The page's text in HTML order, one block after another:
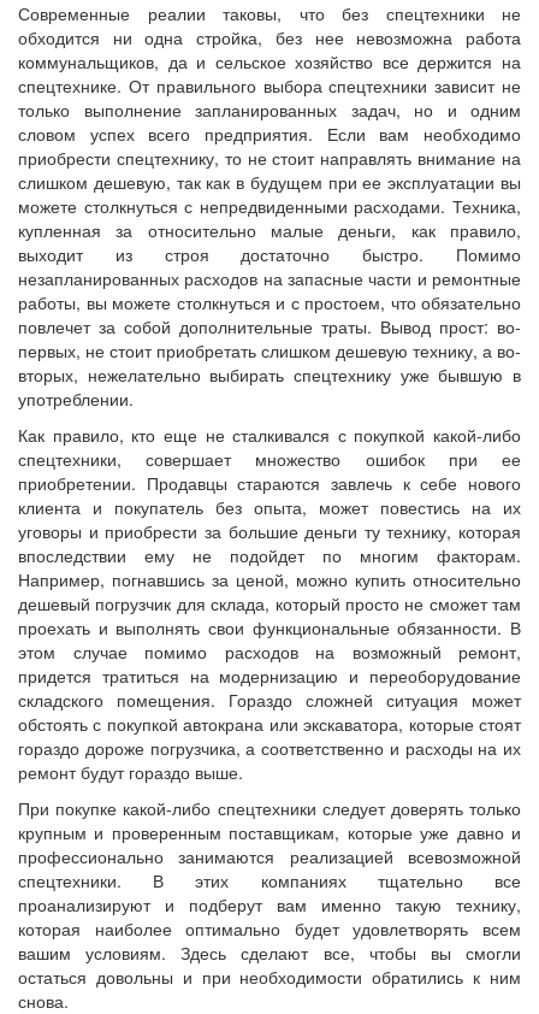
Современные реалии таковы, что без спецтехники не
обходится ни одна стройка, без нее невозможна работа
коммунальщиков, да и сельское хозяйство все держится на
спецтехнике. От правильного выбора спецтехники зависит не
только выполнение запланированных задач, но и одним
словом успех всего предприятия. Если вам необходимо
приобрести спецтехнику, то не стоит направлять внимание на
слишком дешевую, так как в будущем при ее эксплуатации вы
можете столкнуться с непредвиденными расходами. Техника,
купленная за относительно малые деньги, как правило,
выходит из строя достаточно быстро. Помимо
незапланированных расходов на запасные части и ремонтные
работы, вы можете столкнуться и с простоем, что обязательно
повлечет за собой дополнительные траты. Вывод прост: во-
первых, не стоит приобретать слишком дешевую технику, а во-
вторых, нежелательно выбирать спецтехнику уже бывшую в
употреблении.
Как правило, кто еще не сталкивался с покупкой какой-либо
спецтехники, совершает множество ошибок при ее
приобретении. Продавцы стараются завлечь к себе нового
клиента и покупатель без опыта, может повестись на их
уговоры и приобрести за большие деньги ту технику, которая
впоследствии ему не подойдет по многим факторам.
Например, погнавшись за ценой, можно купить относительно
дешевый погрузчик для склада, который просто не сможет там
проехать и выполнять свои функциональные обязанности. В
этом случае помимо расходов на возможный ремонт,
придется тратиться на модернизацию и переоборудование
складского помещения. Гораздо сложней ситуация может
обстоять с покупкой автокрана или экскаватора, которые стоят
гораздо дороже погрузчика, а соответственно и расходы на их
ремонт будут гораздо выше.
При покупке какой-либо спецтехники следует доверять только
крупным и проверенным поставщикам, которые уже давно и
профессионально занимаются реализацией всевозможной
спецтехники. В этих компаниях тщательно все
проанализируют и подберут вам именно такую технику,
которая наиболее оптимально будет удовлетворять всем
вашим условиям. Здесь сделают все, чтобы вы смогли
остаться довольны и при необходимости обратились к ним
снова.